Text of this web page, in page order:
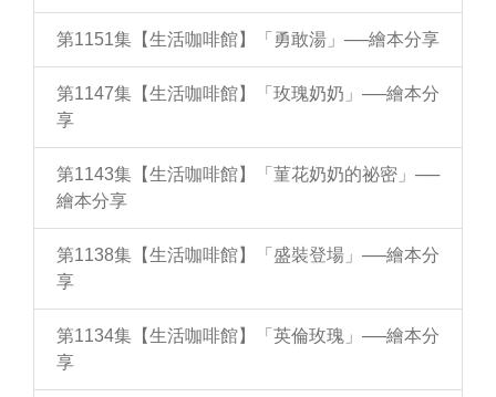
第1151集【生活咖啡館】「勇敢湯」──繪本分享
第1147集【生活咖啡館】「玫瑰奶奶」──繪本分
享
第1143集【生活咖啡館】「菫花奶奶的祕密」──
繪本分享
第1138集【生活咖啡館】「盛裝登場」──繪本分
享
第1134集【生活咖啡館】「英倫玫瑰」──繪本分
享